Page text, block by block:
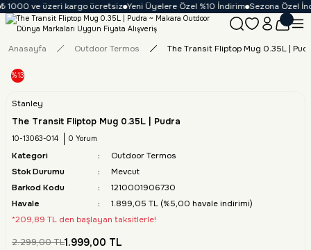
1000 ve üzeri kargo ücretsiz Yeni Üyelere Özel %10 İndirim Sezona Özel
Anasayfa Outdoor Termos The Transit Fliptop Mug 0.35L |
%13
Stanley
The Transit Fliptop Mug 0.35L | Pudra
10-13063-014 0 Yorum
Kategori
Outdoor Termos
Stok Durumu
Mevcut
Barkod Kodu
1210001906730
Havale
1.899,05 TL (%5,00 havale indirimi)
*209,89 TL den başlayan taksitlerle!
2.299,00 TL1.999,00 TL